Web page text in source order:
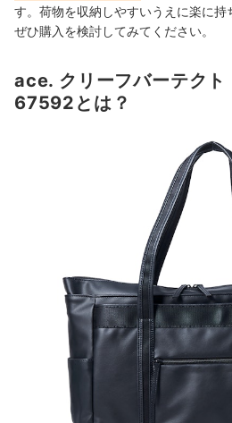
す。荷物を収納しやすいうえに楽に持
ぜひ購入を検討してみてください。
ace. クリーフバーテクト
67592とは？